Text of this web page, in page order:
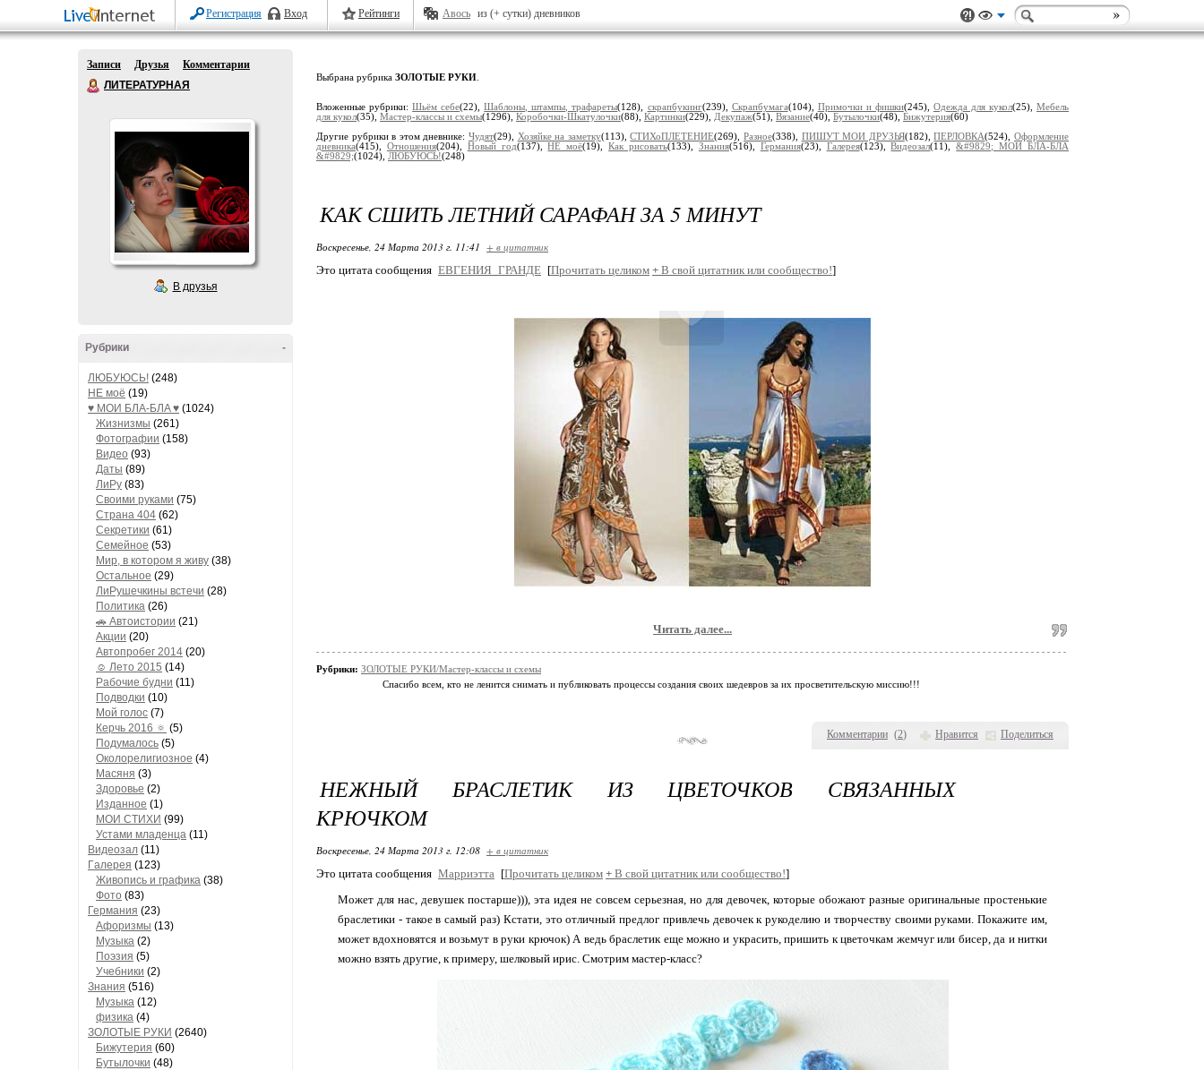
Регистрация Вход Рейтинги Авось из (+ сутки) дневников
Записи Друзья
Комментарии
ЛИТЕРАТУРНАЯ
В друзья
-
Рубрики
ЛЮБУЮСЬ! (248)
НЕ моё (19)
♥ МОИ БЛA-БЛA ♥ (1024)
Жизнизмы (261)
Фотографии (158)
Видео (93)
Даты (89)
ЛиРу (83)
Своими руками (75)
Страна 404 (62)
Секретики (61)
Семейное (53)
Мир, в котором я живу (38)
Остальное (29)
ЛиРушечкины встечи (28)
Политика (26)
🚗 Автоистории (21)
Акции (20)
Автопробег 2014 (20)
☺ Лето 2015 (14)
Рабочие будни (11)
Подводки (10)
Мой голос (7)
Керчь 2016 🔅 (5)
Подумалось (5)
Околорелигиозное (4)
Масяня (3)
Здоровье (2)
Изданное (1)
МОИ СТИХИ (99)
Устами младенца (11)
Видеозал (11)
Гaлерея (123)
Живопись и грaфикa (38)
Фото (83)
Гермaния (23)
Aфоризмы (13)
Музыкa (2)
Поэзия (5)
Учебники (2)
Знания (516)
Музыкa (12)
физика (4)
ЗОЛОТЫЕ РУКИ (2640)
Бижутерия (60)
Бутылочки (48)
Выбрана рубрика ЗОЛОТЫЕ РУКИ
Вложенные рубрики:Шьём себе(22),Шaблоны, штaмпы, трaфaреты(128), скрапбукинг(239), Скрaпбумaгa(104), Примочки и фишки(245), Одеждa для кукол(25),Мебель
для кукол(35), Мастер-классы и схемы(1296), Коробочки-Шкатулочки(88), Кaртинки(229), Декупaж(51), Вязaние(40), Бутылочки(48), Бижутерия(60)
Другие рубрики в этом дневнике: Чудят(29), Хозяйке на заметку(113),СТИХоПЛЕТЕНИЕ(269),Разное(338), ПИШУТ МОИ ДРУЗЬЯ(182),ПЕРЛОВКА(524),Оформление
дневника(415), Отношения(204), Новый год(137),НЕ моё(19),Как рисовать(133), Знания(516), Гермaния(23), Гaлерея(123),Видеозал(11),&#9829; МОИ БЛA-БЛA
&#9829;(1024), ЛЮБУЮСЬ!(248)
Комментарии (2) Нравится Поделиться
КАК СШИТЬ ЛЕТНИЙ САРАФАН ЗА 5 МИНУТ
Воскресенье, 24 Марта 2013 г. 11:41 + в цитатник
Это цитата сообщения ЕВГЕНИЯ_ГРАНДЕ [Прочитать целиком + В свой цитатник или сообщество!]
Читать далее...
Рубрики: ЗОЛОТЫЕ РУКИ/Мастер-классы и схемы
Спасибо всем, кто не ленится снимать и публиковать процессы создания своих шедевров за их просветительскую миссию!!!
НЕЖНЫЙ БРАСЛЕТИК ИЗ ЦВЕТОЧКОВ СВЯЗАННЫХ
КРЮЧКОМ
Воскресенье, 24 Марта 2013 г. 12:08 + в цитатник
Это цитата сообщения Марриэтта [Прочитать целиком + В свой цитатник или сообщество!]
Может для нас, девушек постарше))), эта идея не совсем серьезная, но для девочек, которые обожают разные оригинальные простенькие
браслетики - такое в самый раз) Кстати, это отличный предлог привлечь девочек к рукоделию и творчеству своими руками. Покажите им,
может вдохновятся и возьмут в руки крючок) А ведь браслетик еще можно и украсить, пришить к цветочкам жемчуг или бисер, да и нитки
можно взять другие, к примеру, шелковый ирис. Смотрим мастер-класс?